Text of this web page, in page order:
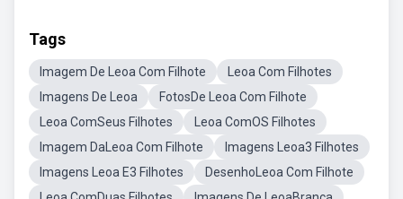
Tags
Imagem De Leoa Com Filhote
Leoa Com Filhotes
Imagens De Leoa
FotosDe Leoa Com Filhote
Leoa ComSeus Filhotes
Leoa ComOS Filhotes
Imagem DaLeoa Com Filhote
Imagens Leoa3 Filhotes
Imagens Leoa E3 Filhotes
DesenhoLeoa Com Filhote